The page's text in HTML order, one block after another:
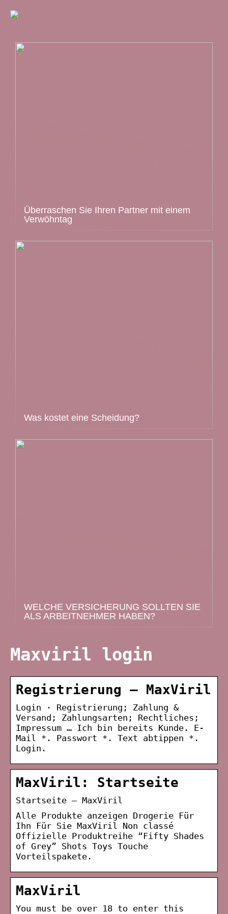
Überraschen Sie Ihren Partner mit einem
Verwöhntag
Was kostet eine Scheidung?
WELCHE VERSICHERUNG SOLLTEN SIE
ALS ARBEITNEHMER HABEN?
Maxviril login
Registrierung – MaxViril
Login · Registrierung; Zahlung &
Versand; Zahlungsarten; Rechtliches;
Impressum … Ich bin bereits Kunde. E-
Mail *. Passwort *. Text abtippen *.
Login.
MaxViril: Startseite
Startseite – MaxViril
Alle Produkte anzeigen Drogerie Für
Ihn Für Sie MaxViril Non classé
Offizielle Produktreihe “Fifty Shades
of Grey” Shots Toys Touche
Vorteilspakete.
MaxViril
You must be over 18 to enter this